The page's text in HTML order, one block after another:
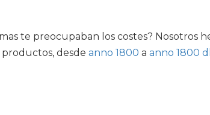
te preocupaban los costes? Nosotros
desde anno 1800 a anno 1800